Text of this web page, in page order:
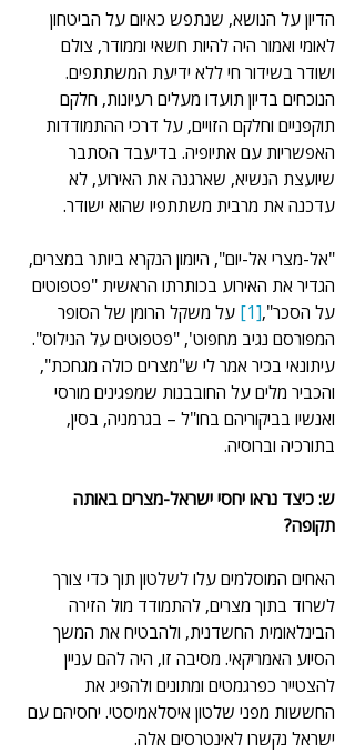
הדיון על הנושא, שנתפש כאיום על הביטחון
לאומי ואמור היה להיות חשאי וממודר, צולם
ושודר בשידור חי ללא ידיעת המשתתפים.
הנוכחים בדיון תועדו מעלים רעיונות, חלקם
תוקפניים וחלקם הזויים, על דרכי ההתמודדות
האפשריות עם אתיופיה. בדיעבד הסתבר
שיועצת הנשיא, שארגנה את האירוע, לא
עדכנה את מרבית משתתפיו שהוא ישודר.
"אל-מצרי אל-יום", היומון הנקרא ביותר במצרים,
הגדיר את האירוע בכותרתו הראשית "פטפוטים
על הסכר",[1]
על משקל הרומן של הסופר
המפורסם נגיב מחפוט', "פטפוטים על הנילוס".
עיתונאי בכיר אמר לי ש"מצרים כולה מגחכת",
והכביר מלים על החובבנות שמפגינים מורסי
ואנשיו בביקוריהם בחו"ל – בגרמניה, בסין,
בתורכיה וברוסיה.
ש: כיצד נראו יחסי ישראל-מצרים באותה
תקופה?
האחים המוסלמים עלו לשלטון תוך כדי צורך
לשרוד בתוך מצרים, להתמודד מול הזירה
הבינלאומית החשדנית, ולהבטיח את המשך
הסיוע האמריקאי. מסיבה זו, היה להם עניין
להצטייר כפרגמטים ומתונים ולהפיג את
החששות מפני שלטון איסלאמיסטי. יחסיהם עם
ישראל נקשרו לאינטרסים אלה.